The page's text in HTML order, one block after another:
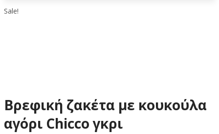
Sale!
Βρεφική ζακέτα με κουκούλα
αγόρι Chicco γκρι